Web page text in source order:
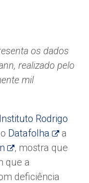
os dados
realizado pelo
mil
Instituto Rodrigo
Datafolha
a
, mostra que
que a
deficiência